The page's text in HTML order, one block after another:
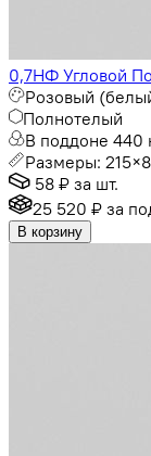
0,7НФ Угловой
Розовый
Полнотелый
В поддоне 440
Размеры:
58 ₽ за шт.
25 520 ₽ за
В корзину